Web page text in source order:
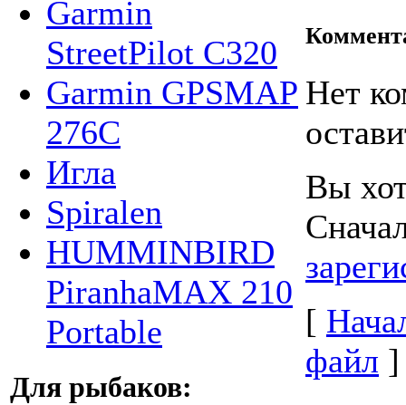
Garmin
StreetPilot C320
Garmin GPSMAP
276C
Игла
Spiralen
HUMMINBIRD
PiranhaMAX 210
Portable
Для рыбаков:
Нет
Вы
[
файл ]